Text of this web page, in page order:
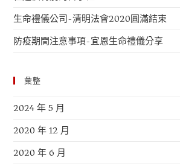
生命禮儀公司-清明法會2020圓滿結束
防疫期間注意事項-宜恩生命禮儀分享
彙整
2024 年 5 月
2020 年 12 月
2020 年 6 月